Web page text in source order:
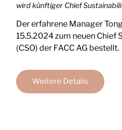
wird künftiger Chief
Der erfahrene Manager
15.5.2024 zum neuen Chief
(CSO) der FACC AG bestellt.
Weitere Details